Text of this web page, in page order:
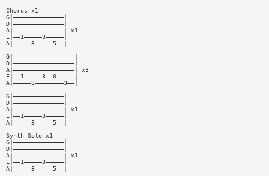
Chorus x1
G|——————————————|
D|——————————————|
A|——————————————| x1
E|——1—————3—————|
A|—————3—————5——|
G|—————————————————|
D|—————————————————|
A|—————————————————| x3
E|——1—————3——0—————|
A|—————3————————3——|
G|——————————————|
D|——————————————|
A|——————————————| x1
E|——1—————3—————|
A|—————3—————5——|
Synth Solo x1
G|——————————————|
D|——————————————|
A|——————————————| x1
E|——1—————3—————|
A|—————3—————5——|